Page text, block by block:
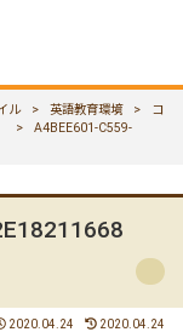
ル > 英語教育環境 >
コ
>
A4BEE601-C559-
2020.04.24 2020.04.24